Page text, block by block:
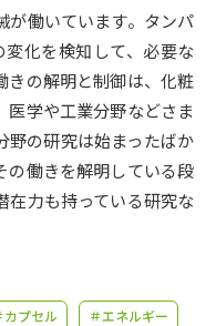
学問検索
分野解説
が働いています。タンパ
化を検知して、必要な
きの解明と制御は、化粧
医学や工業分野などさま
野の研究は始まったばか
の働きを解明している段
在力も持っている研究な
カプセル ＃エネルギー